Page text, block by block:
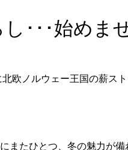
･･･始めま
欧ノルウェー王国の薪ス
またひとつ、冬の魅力が